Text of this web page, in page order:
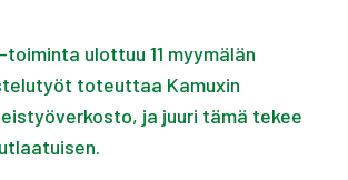
toiminta ulottuu 11 myymälän
toteuttaa Kamuxin
ja juuri tämä tekee